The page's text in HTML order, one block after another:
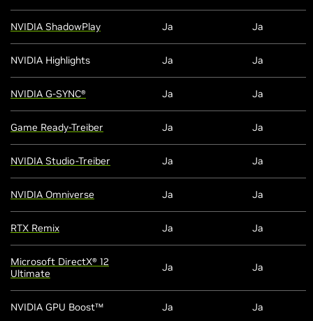
NVIDIA ShadowPlay Ja Ja
NVIDIA Highlights Ja Ja
NVIDIA G-SYNC® Ja Ja
Game Ready-Treiber Ja Ja
NVIDIA Studio-Treiber Ja Ja
NVIDIA Omniverse Ja Ja
RTX Remix Ja Ja
Microsoft DirectX® 12
Ultimate
Ja Ja
NVIDIA GPU Boost™ Ja Ja